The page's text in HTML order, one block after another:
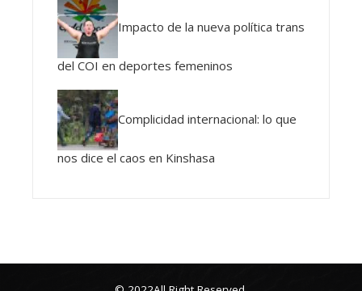
Impacto de la nueva política trans
del COI en deportes femeninos
Complicidad internacional: lo que
nos dice el caos en Kinshasa